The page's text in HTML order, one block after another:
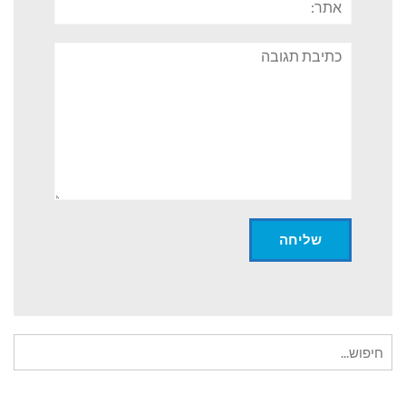
תגובה
עבור: